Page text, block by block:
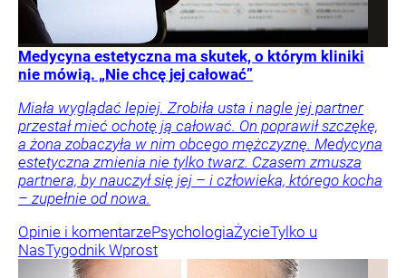
Medycyna estetyczna ma skutek, o którym kliniki
nie mówią. „Nie chcę jej całować”
Miała wyglądać lepiej. Zrobiła usta i nagle jej partner
przestał mieć ochotę ją całować. On poprawił szczękę,
a żona zobaczyła w nim obcego mężczyznę. Medycyna
estetyczna zmienia nie tylko twarz. Czasem zmusza
partnera, by nauczył się jej – i człowieka, którego kocha
– zupełnie od nowa.
Opinie i komentarzePsychologiaŻycieTylko u
NasTygodnik Wprost